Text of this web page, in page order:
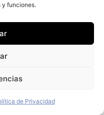
y funciones.
de Privacidad
el
y para el
se están
en esta